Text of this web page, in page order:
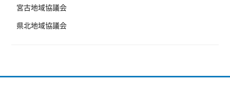
宮古地域協議会
県北地域協議会